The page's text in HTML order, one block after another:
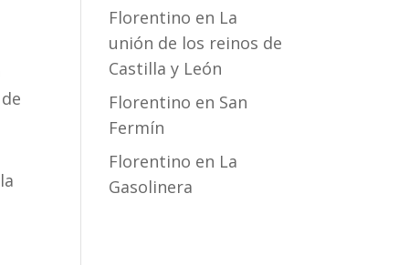
Florentino en La
unión de los reinos de
Castilla y León
Florentino en San
Fermín
Florentino en La
Gasolinera